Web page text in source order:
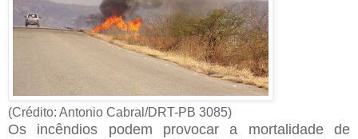
(Crédito: Antonio Cabral/DRT-PB 3085)
Os incêndios podem provocar a mortalidade de